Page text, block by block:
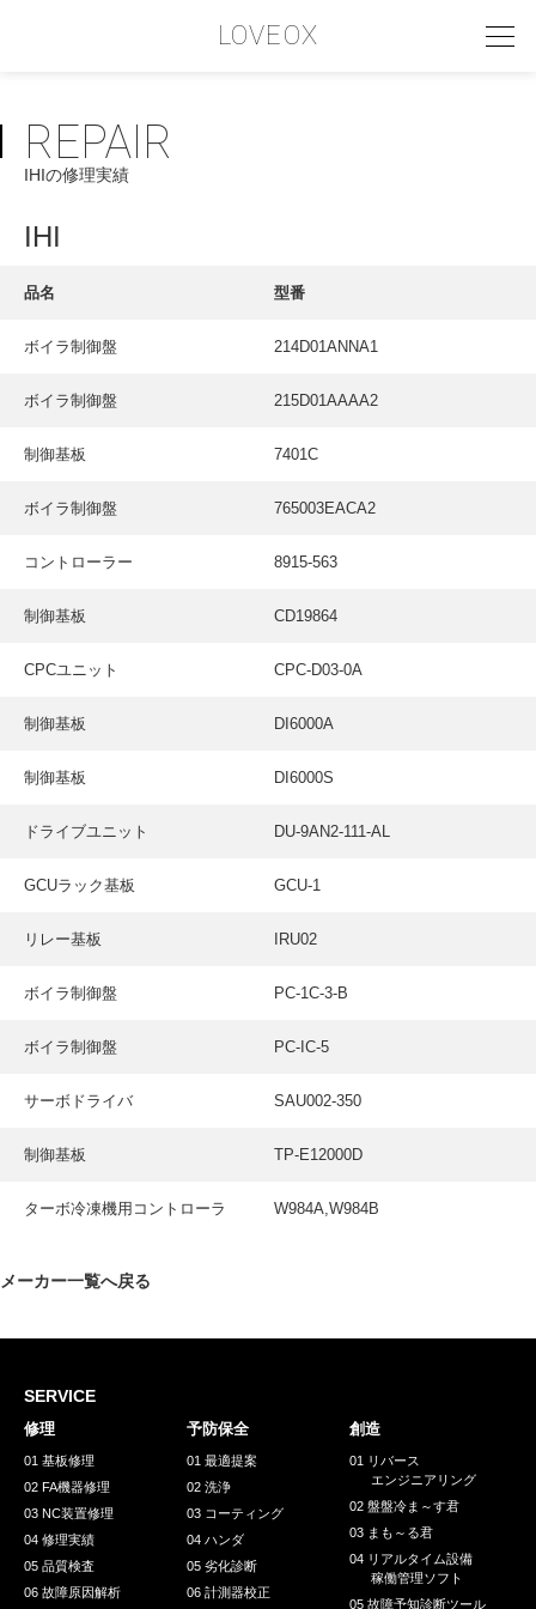
LOVEOX
PHILOSOPHY
フィロソフィー
COMPANY PROFILE
INTERVIEW
お客様インタビュー
RECRUIT
お問い合わせ
REPAIR
IHIの修理実績
IHI
品名 型番
ボイラ制御盤 214D01ANNA1
ボイラ制御盤 215D01AAAA2
制御基板 7401C
ボイラ制御盤 765003EACA2
コントローラー 8915-563
制御基板 CD19864
CPCユニット CPC-D03-0A
制御基板 DI6000A
制御基板 DI6000S
ドライブユニット DU-9AN2-111-AL
GCUラック基板 GCU-1
リレー基板 IRU02
ボイラ制御盤 PC-1C-3-B
ボイラ制御盤 PC-IC-5
サーボドライバ SAU002-350
制御基板 TP-E12000D
ターボ冷凍機用コントローラ W984A,W984B
メーカー一覧へ戻る
SERVICE
修理
01 基板修理
02 FA機器修理
03 NC装置修理
04 修理実績
05 品質検査
06 故障原因解析
予防保全
01 最適提案
02 洗浄
03 コーティング
04 ハンダ
05 劣化診断
06 計測器校正
創造
01 リバース
エンジニアリング
02 盤盤冷ま～す君
03 まも～る君
04 リアルタイム設備
稼働管理ソフト
05 故障予知診断ツール